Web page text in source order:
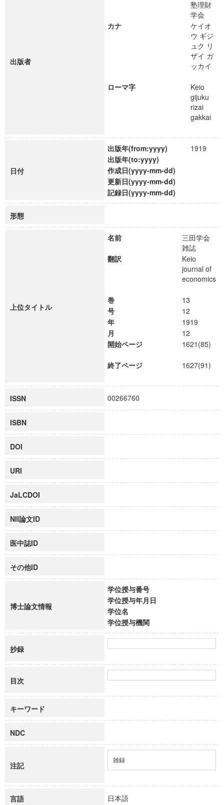
出版者
塾理財
学会
カナ
ケイオ
ウ ギジ
ュク リ
ザイ ガ
ッカイ
ローマ字
Keio
gijuku
rizai
gakkai
日付
出版年(from:yyyy)
1919
出版年(to:yyyy)
作成日(yyyy-mm-dd)
更新日(yyyy-mm-dd)
記録日(yyyy-mm-dd)
形態
上位タイトル
名前
三田学会
雑誌
翻訳
Keio
journal of
economics
巻
13
号
12
年
1919
月
12
開始ページ
1621(85)
終了ページ 1627(91)
ISSN 00266760
ISBN
DOI
URI
JaLCDOI
NII論文ID
医中誌ID
その他ID
博士論文情報
学位授与番号
学位授与年月日
学位名
学位授与機関
抄録
目次
キーワード
NDC
注記
雑録
言語 日本語